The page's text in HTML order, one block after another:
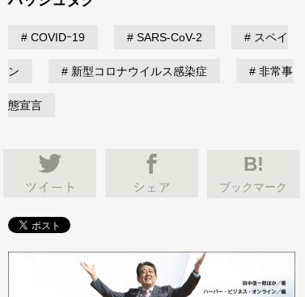
COVIDｰ19 SARS-CoV-2 スペイ
ン 新型コロナウイルス感染症 非常事
態宣言
B!
ブックマーク